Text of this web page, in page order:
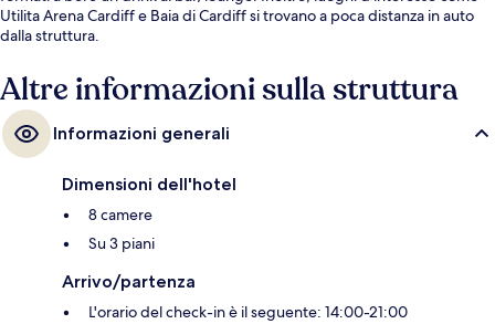
Utilita Arena Cardiff e Baia di Cardiff si trovano a poca distanza in auto
dalla struttura.
Altre informazioni sulla struttura
Informazioni generali
Dimensioni dell'hotel
8 camere
Su 3 piani
Arrivo/partenza
L'orario del check-in è il seguente: 14:00-21:00